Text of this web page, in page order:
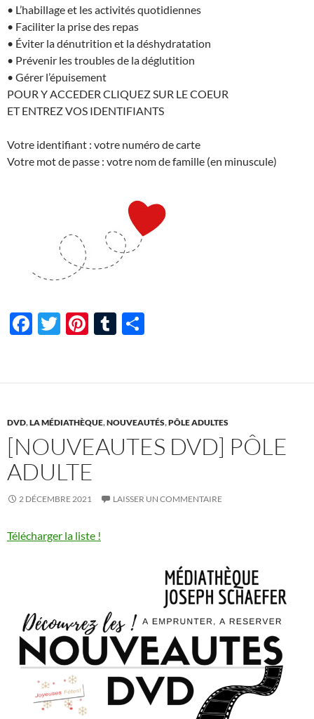
• L’habillage et les activités quotidiennes
• Faciliter la prise des repas
• Éviter la dénutrition et la déshydratation
• Prévenir les troubles de la déglutition
• Gérer l’épuisement
POUR Y ACCEDER CLIQUEZ SUR LE COEUR
ET ENTREZ VOS IDENTIFIANTS
Votre identifiant : votre numéro de carte
Votre mot de passe : votre nom de famille (en minuscule)
F
b
o
o
k
T
er
Pi
es
t
T
bl
r
g
er
DVD,LA MÉDIATHÈQUE,NOUVEAUTÉS,PÔLE ADULTES
[NOUVEAUTES DVD] PÔLE
ADULTE
2 DÉCEMBRE 2021 LAISSER UN COMMENTAIRE
Télécharger la liste !